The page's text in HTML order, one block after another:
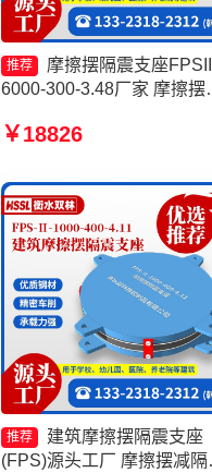
推荐
摩擦摆隔震支座
6000-300-3.48厂家 摩擦摆
工厂 FPS建筑摩擦摆支座
400-4.11生产厂家
￥18826
推荐
建筑摩擦摆隔震支座
(FPS)源头工厂 摩擦摆减隔